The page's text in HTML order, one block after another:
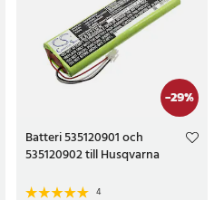
-29%
Batteri 535120901 och
535120902 till Husqvarna
4